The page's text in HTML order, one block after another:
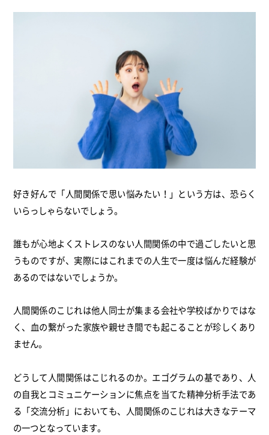
好き好んで「人間関係で思い悩みたい！」という方は、恐らく
いらっしゃらないでしょう。
誰もが心地よくストレスのない人間関係の中で過ごしたいと思
うものですが、実際にはこれまでの人生で一度は悩んだ経験が
あるのではないでしょうか。
人間関係のこじれは他人同士が集まる会社や学校ばかりではな
く、血の繋がった家族や親せき間でも起こることが珍しくあり
ません。
どうして人間関係はこじれるのか。エゴグラムの基であり、人
の自我とコミュニケーションに焦点を当てた精神分析手法であ
る「交流分析」においても、人間関係のこじれは大きなテーマ
の一つとなっています。